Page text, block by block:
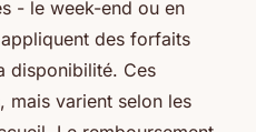
- le week-end ou en
des forfaits
disponibilité. Ces
mais varient selon les